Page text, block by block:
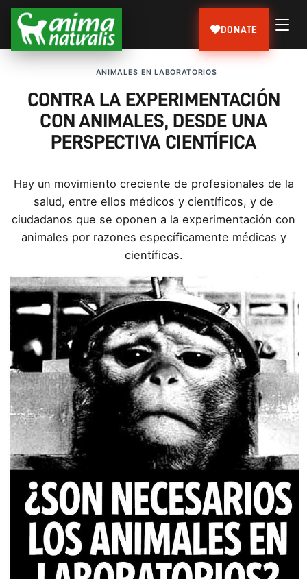
DONATE
ANIMALES EN LABORATORIOS
CONTRA LA EXPERIMENTACIÓN
CON ANIMALES, DESDE UNA
PERSPECTIVA CIENTÍFICA
Hay un movimiento creciente de profesionales de la
salud, entre ellos médicos y científicos, y de
ciudadanos que se oponen a la experimentación con
animales por razones específicamente médicas y
científicas.